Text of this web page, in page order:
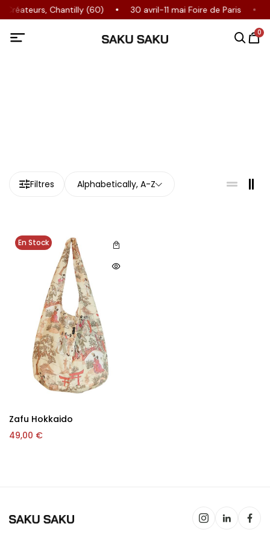
Créateurs, Chantilly (60) 30 avril-11 mai Foire de Paris
0
Filtres Alphabetically, A-Z
En Stock
Zafu Hokkaido
49,00 €